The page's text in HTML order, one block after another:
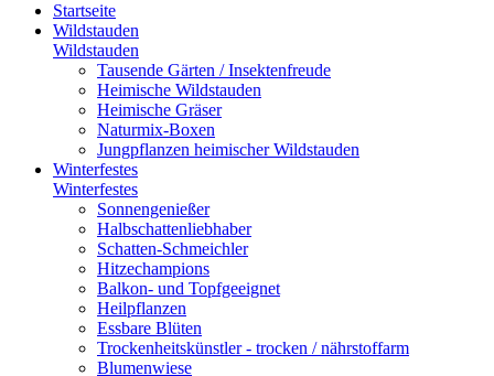
Startseite
Wildstauden
Wildstauden
Tausende Gärten / Insektenfreude
Heimische Wildstauden
Heimische Gräser
Naturmix-Boxen
Jungpflanzen heimischer Wildstauden
Winterfestes
Winterfestes
Sonnengenießer
Halbschattenliebhaber
Schatten-Schmeichler
Hitzechampions
Balkon- und Topfgeeignet
Heilpflanzen
Essbare Blüten
Trockenheitskünstler - trocken / nährstoffarm
Blumenwiese